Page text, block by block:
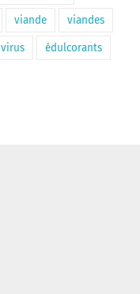
viande viandes
virus édulcorants